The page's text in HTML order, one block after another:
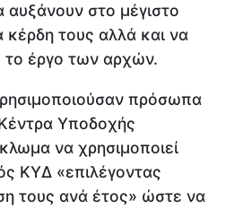
αυξάνουν στο μέγιστο
τους αλλά και να
το έργο των αρχών.
πρόσωπα
Υποδοχής
να χρησιμοποιεί
ΚΥΔ «επιλέγοντας
τους ανά έτος» ώστε να